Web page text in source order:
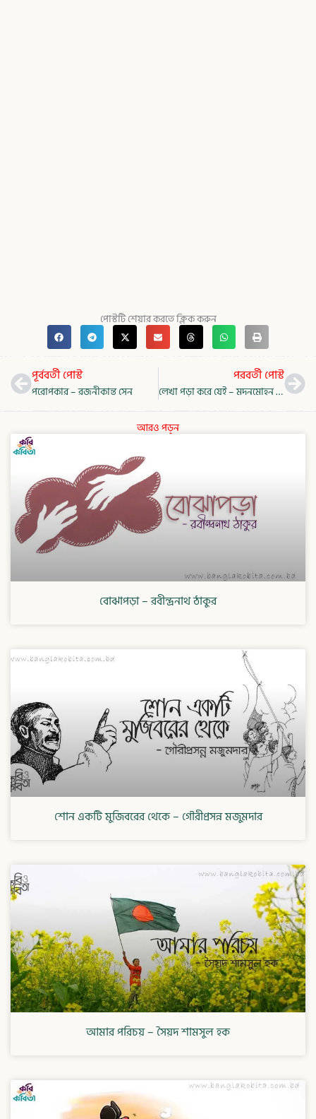
পোস্টটি শেয়ার করতে ক্লিক করুন
Prevপূর্ববর্তী পোস্ট
পরোপকার – রজনীকান্ত সেন
পরবর্তী পোস্ট
লেখা পড়া করে যেই – মদনমোহন তর্কালঙ্কার
আরও পড়ুন
বোঝাপড়া – রবীন্দ্রনাথ ঠাকুর
শোন একটি মুজিবরের থেকে – গৌরীপ্রসন্ন মজুমদার
আমার পরিচয় – সৈয়দ শামসুল হক